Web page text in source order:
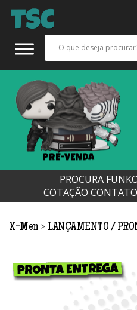
PRÉ-VENDA
PROCURA
COTAÇÃO
X-Men > LANÇAMENTO